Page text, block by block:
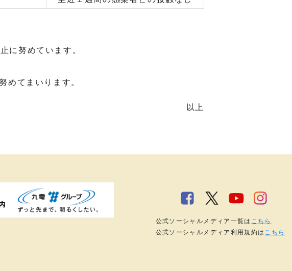
に努めています。
めてまいります。
以上
公式ソーシャルメディア一覧は こちら
公式ソーシャルメディア利用規約は こちら